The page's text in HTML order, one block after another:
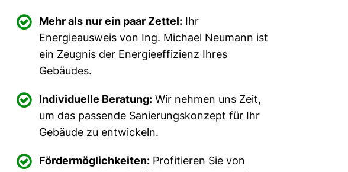
 Mehr als nur ein paar Zettel: Ihr
Energieausweis von Ing. Michael Neumann ist
ein Zeugnis der Energieeffizienz Ihres
Gebäudes.
 Individuelle Beratung: Wir nehmen uns Zeit,
um das passende Sanierungskonzept für Ihr
Gebäude zu entwickeln.
 Fördermöglichkeiten: Profitieren Sie von